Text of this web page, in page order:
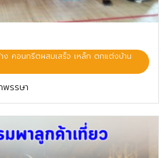
ง คอนกรีตผสมเสร็จ เหล็ก ตกแต่งบ้าน
พรรษา